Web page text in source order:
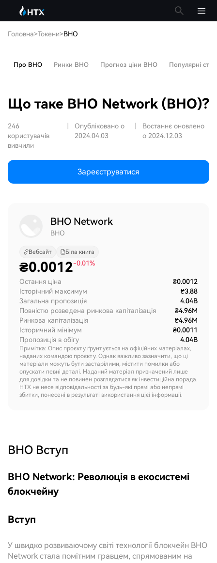
Головна>Токени>BHO
Про BHO Ринки BHO Прогноз ціни BHO Популярні
Що таке BHO Network (BHO)?
246
користувачів
вивчили
Опубліковано о
2024.04.03
Востаннє оновлено
о 2024.12.03
Зареєструватися
BHO Network
BHO
Вебсайт Біла книга
₴0.0012-0.01%
Остання ціна
₴0.0012
Історічний максимум
₴3.88
Загальна пропозиція
4.04B
Повністю розведена ринкова капіталізація
₴4.96M
Ринкова капіталізація
₴4.96M
Історичний мінімум
₴0.0011
Пропозиція в обігу
4.04B
Примітка: Опис проєкту ґрунтується на офіційних матеріалах,
наданих командою проєкту. Однак важливо зазначити, що ці
матеріали можуть бути застарілими, містити помилки або
опускати певні деталі. Наданий матеріал призначений лише
для довідки та не повинен розглядатися як інвестиційна порада.
HTX не несе відповідальності за будь-які прямі або непрямі
збитки, понесені в результаті використання цієї інформації.
BHO Вступ
BHO Network: Революція в екосистемі
блокчейну
Вступ
У швидко розвиваючому світі технології блокчейн BHO
Network стала помітним гравцем, спрямованим на